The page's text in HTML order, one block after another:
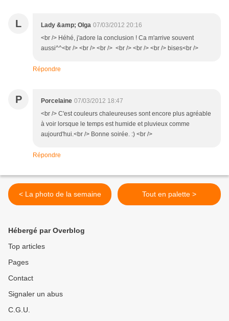
L Lady &amp; Olga 07/03/2012 20:16
<br /> Héhé, j'adore la conclusion ! Ca m'arrive souvent
aussi^^<br /> <br /> <br /> <br /> <br /> <br /> bises<br />
Répondre
P Porcelaine 07/03/2012 18:47
<br /> C'est couleurs chaleureuses sont encore plus agréable
à voir lorsque le temps est humide et pluvieux comme
aujourd'hui.<br /> Bonne soirée. :) <br />
Répondre
< La photo de la semaine Tout en palette >
Hébergé par Overblog
Top articles
Pages
Contact
Signaler un abus
C.G.U.